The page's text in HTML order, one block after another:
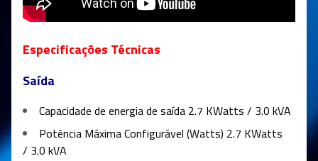
Especificações Técnicas
Saída
Capacidade de energia de saída 2.7 KWatts / 3.0 kVA
Potência Máxima Configurável (Watts) 2.7 KWatts
/ 3.0 kVA